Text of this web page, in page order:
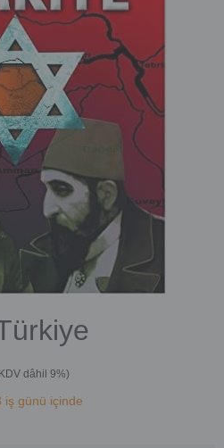
dâhil 9%)
iş günü içinde